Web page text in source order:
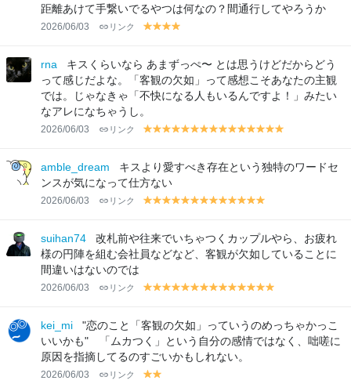
距離あけて手繋いでるやつは何なの？間通行してやろうか
2026/06/03 リンク
y
lo
w
y
lo
w
y
lo
w
lo
w
rna
キスくらいなら あまずっぺ〜 とは思うけどだからどう
って感じだよな。「客観の欠如」って感想こそあなたの主観
では。じゃなきゃ「不快になる人もいるんですよ！」みたい
なアレになちゃうし。
2026/06/03 リンク
y
lo
w
y
lo
w
y
lo
w
y
lo
y
lo
y
lo
y
lo
y
lo
y
lo
y
lo
y
lo
y
lo
y
lo
y
lolo
amble_dream
キスより愛すべき存在という独特のワードセ
ンスが気になって仕方ない
2026/06/03 リンク
y
lo
w
y
lo
w
y
lo
w
y
lo
w
y
lo
w
y
lo
w
y
lo
w
y
lo
w
y
lo
w
y
lo
w
y
lo
w
y
lo
w
lo
w
suihan74
改札前や往来でいちゃつくカップルやら、お疲れ
様の円陣を組む会社員などなど、客観が欠如していることに
間違いはないのでは
2026/06/03 リンク
y
lo
w
y
lo
y
lo
w
y
lo
w
y
lo
w
y
lo
w
y
w
y
w
y
lo
w
y
lo
w
y
lo
w
y
lo
w
y
lo
w
lo
w
kei_mi
"恋のこと「客観の欠如」っていうのめっちゃかっこ
いいかも" 「ムカつく」という自分の感情ではなく、咄嗟に
原因を指摘してるのすごいかもしれない。
2026/06/03 リンク
y